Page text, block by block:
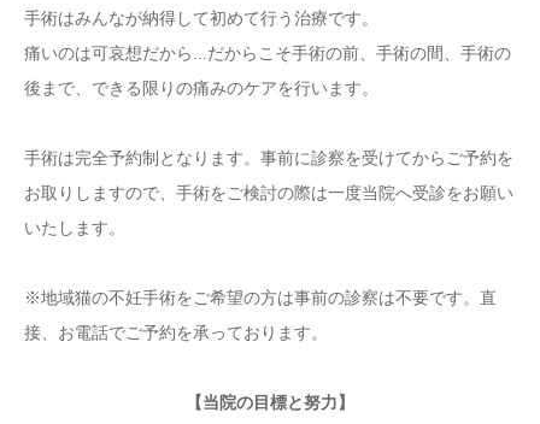
手術はみんなが納得して初めて行う治療です。
痛いのは可哀想だから...だからこそ手術の前、手術の間、手術の
後まで、できる限りの痛みのケアを行います。
手術は完全予約制となります。事前に診察を受けてからご予約を
お取りしますので、手術をご検討の際は一度当院へ受診をお願い
いたします。
※地域猫の不妊手術をご希望の方は事前の診察は不要です。直
接、お電話でご予約を承っております。
【当院の目標と努力】